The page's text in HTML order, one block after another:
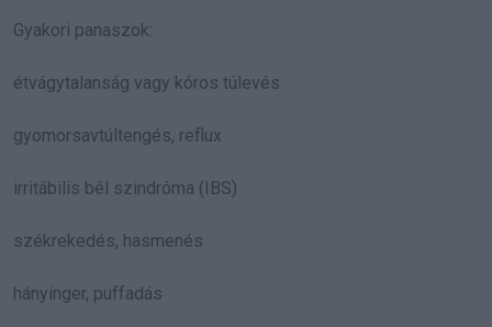
Gyakori panaszok:
étvágytalanság vagy kóros túlevés
gyomorsavtúltengés, reflux
irritábilis bél szindróma (IBS)
székrekedés, hasmenés
hányinger, puffadás